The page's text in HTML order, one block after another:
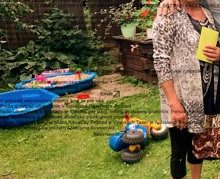
Žiadne skryté poplatky pri rezervácii priamo u nás
PLEASANT ACCOMMODATIONS • PREMIUM AMENITIES • TRANQUIL SETTING •
Kedy je check -in / check out?
* Check - in 14:00 ak prídete skôr, radi vám uschováme batožinu
* Check - out 10:00 neskorší odchod je možný po dohode
Všetko čo potrebujete vediet pred pobytom
Domáce zvieratá?
Prosím kontaktujte nás vopred radi vám odpovieme individuálne
Máte zľavu do AquaCity?
Áno naší hostia majú 20% zľavu na všetky vstupy
Je parkovanie k dispoyícii?
Ako môžem rezervovať pobyt?
Sú raňajky v cene?
Áno všetci naši hostia majú k dispozícii bezplatné súkromné parkovanie / bicykle / motorky pod
strechou
Najlepšiu cenu získate priamo cez našu stránku
Raňajky ponúkame ako doplnkovú službu
Email
V prípade akýchkoľvek otázok sme tu pre vás
Prečo si vybrať ubytovanie v Aqualand Residence Poprad
Naše ubytovanie v Poprade je ideálne pre páry, rodiny aj skupiny priateľov. Ponúkame moderné
izby, apartmány a záhradné domčeky v pokojnom prostredí.
Vďaka výbornej polohe blízko AquaCity Poprad a Vysokých Tatier je Aqualand Residence
ideálnym miestom na oddych aj aktívnu dovolenku.
Rezervovať